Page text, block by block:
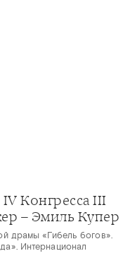
Конгресса III
– Эмиль Купер
драмы «Гибель богов».
Интернационал